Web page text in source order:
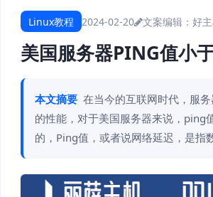
Linux教程 2024-02-20 文案编辑：好
美国服务器PING值小
本文摘要 在当今的互联网时代，服
的性能，对于美国服务器来说，ping
的，Ping值，或者说网络延迟，是指